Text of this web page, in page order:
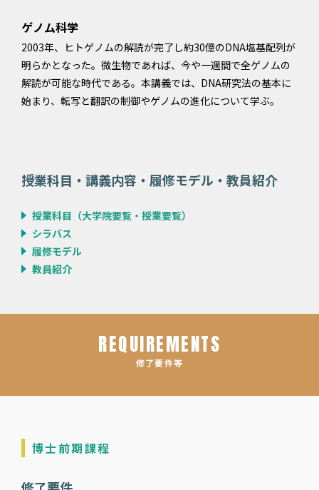
ゲノム科学
2003年、ヒトゲノムの解読が完了し約30億のDNA塩基配列が
明らかとなった。微生物であれば、今や一週間で全ゲノムの
解読が可能な時代である。本講義では、DNA研究法の基本に
始まり、転写と翻訳の制御やゲノムの進化について学ぶ。
授業科目・講義内容・履修モデル・教員紹介
授業科目（大学院要覧・授業要覧）
シラバス
履修モデル
教員紹介
REQUIREMENTS
修了要件等
博士前期課程